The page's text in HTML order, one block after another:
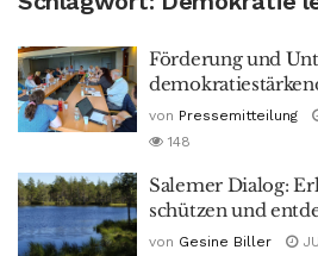
Förderung und
von Pressemitteilung
148
Salemer Dialog:
schützen und
von Gesine Biller